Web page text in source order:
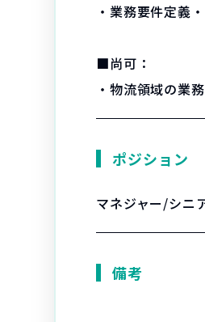
・業務要件定義
■尚可：
・物流領域の業
ポジション
マネジャー/シニ
備考